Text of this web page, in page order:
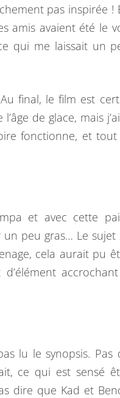
pas inspirée !
amis avaient été le
qui me laissait un
final, le film est
de glace, mais
fonctionne, et tout
et avec cette
un peu gras… Le sujet
cela aurait pu
lu le synopsis. Pas
ce qui est sensé
dire que Kad et